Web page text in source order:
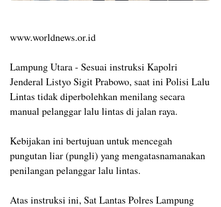
www.worldnews.or.id
Lampung Utara - Sesuai instruksi Kapolri
Jenderal Listyo Sigit Prabowo, saat ini Polisi Lalu
Lintas tidak diperbolehkan menilang secara
manual pelanggar lalu lintas di jalan raya.
Kebijakan ini bertujuan untuk mencegah
pungutan liar (pungli) yang mengatasnamanakan
penilangan pelanggar lalu lintas.
Atas instruksi ini, Sat Lantas Polres Lampung